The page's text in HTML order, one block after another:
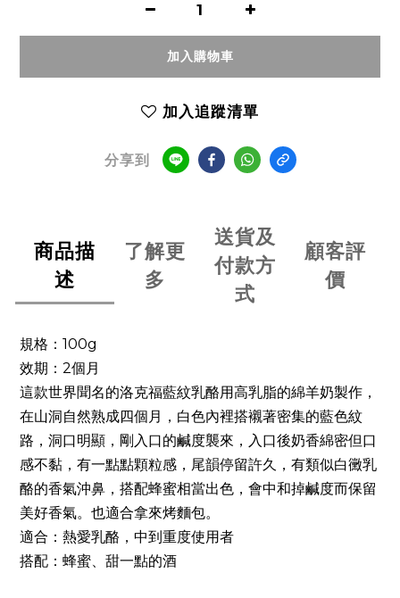
加入購物車
加入追蹤清單
分享到
商品描
述
了解更
多
送貨及
付款方
式
顧客評
價
規格：100g
效期：2個月
這款世界聞名的洛克福藍紋乳酪用高乳脂的綿羊奶製作，
在山洞自然熟成四個月，白色內裡搭襯著密集的藍色紋
路，洞口明顯，剛入口的鹹度襲來，入口後奶香綿密但口
感不黏，有一點點顆粒感，尾韻停留許久，有類似白黴乳
酪的香氣沖鼻，搭配蜂蜜相當出色，會中和掉鹹度而保留
美好香氣。也適合拿來烤麵包。
適合：熱愛乳酪，中到重度使用者
搭配：蜂蜜、甜一點的酒